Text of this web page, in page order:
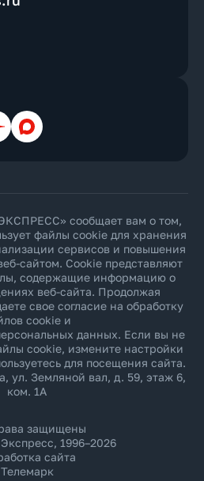
Max
сообщает вам о том,
файлы cookie для хранения
сервисов и повышения
сайтом. Cookie представляют
содержащие информацию о
веб-сайта. Продолжая
свое согласие на обработку
cookie и
данных. Если вы не
cookie, измените настройки
для посещения сайта.
ул. Земляной вал, д. 59, этаж 6,
ком. 1А
защищены
1996–2026
сайта
Телемарк